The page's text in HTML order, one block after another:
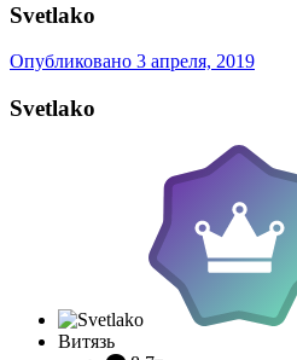
Svetlako
Опубликовано 3 апреля, 2019
Svetlako
Витязь